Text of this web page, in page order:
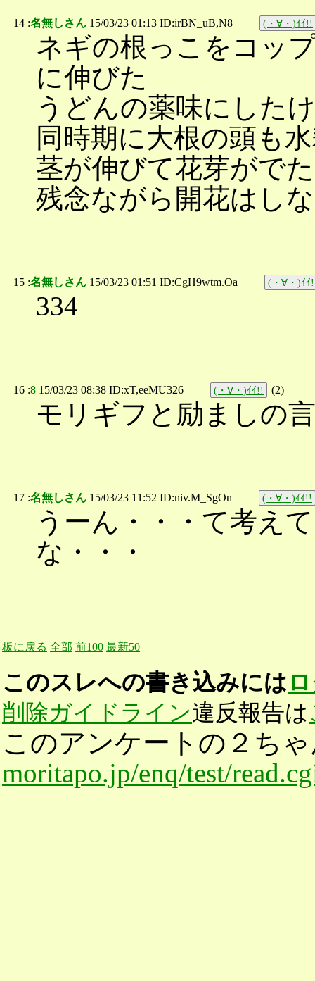
14 :名無しさん 15/03/23 01:13 ID:irBN_uB,N8 (・∀・)ｲｲ!!
ネギの根っこをコッ
に伸びた
うどんの薬味にした
同時期に大根の頭も
茎が伸びて花芽がで
残念ながら開花はし
15 :名無しさん 15/03/23 01:51 ID:CgH9wtm.Oa (・∀・)ｲｲ
334
16 :8 15/03/23 08:38 ID:xT,eeMU326 (・∀・)ｲｲ!! (2)
モリギフと励ましの
17 :名無しさん 15/03/23 11:52 ID:niv.M_SgOn (・∀・)ｲｲ!!
うーん・・・て考え
な・・・
板に戻る 全部 前100 最新50
このスレへの書き込みには
削除ガイドライン違反報告は
このアンケートの２ち
moritapo.jp/enq/test/